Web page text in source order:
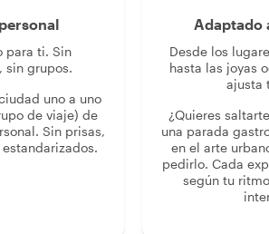
para ti. Sin
sin grupos.
uno a uno
de viaje) de
Sin prisas,
Adaptado
Desde los
hasta las joyas
ajusta
¿Quieres
una parada
en el arte
pedirlo. Cada
según tu